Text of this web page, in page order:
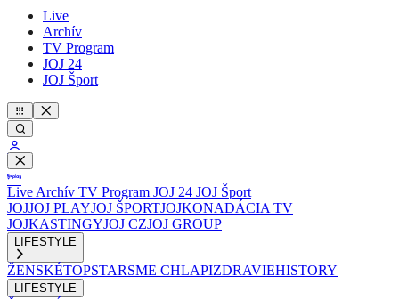
Live
Archív
TV Program
JOJ 24
JOJ Šport
Live Archív TV Program JOJ 24 JOJ Šport
JOJJOJ PLAYJOJ ŠPORTJOJKONADÁCIA TV
JOJKASTINGYJOJ CZJOJ GROUP
LIFESTYLE
ŽENSKÉTOPSTARSME CHLAPIZDRAVIEHISTORY
LIFESTYLE